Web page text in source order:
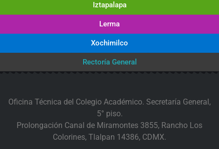
Iztapalapa
Lerma
Xochimilco
Rectoría General
Oficina Técnica del Colegio Académico. Secretaría General,
5° piso.
Prolongación Canal de Miramontes 3855, Rancho Los
Colorines, Tlalpan 14386, CDMX.